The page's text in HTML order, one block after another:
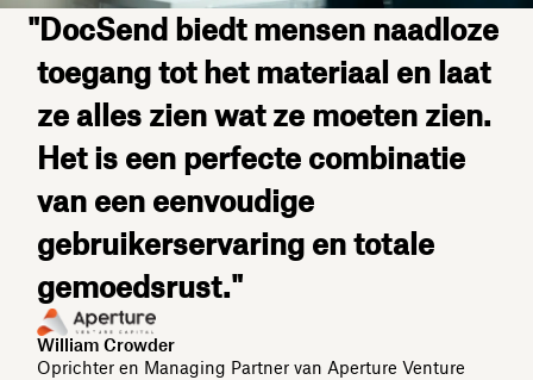
"DocSend biedt mensen naadloze
toegang tot het materiaal en laat
ze alles zien wat ze moeten zien.
Het is een perfecte combinatie
van een eenvoudige
gebruikerservaring en totale
gemoedsrust."
William Crowder
Oprichter en Managing Partner van Aperture Venture